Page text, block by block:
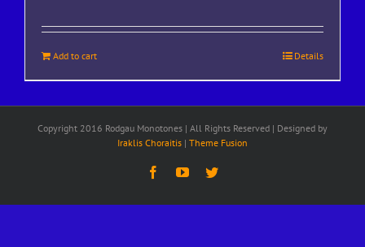
Add to cart Details
Copyright 2016 Rodgau Monotones | All Rights Reserved | Designed by
Iraklis Choraitis | Theme Fusion
FacebookYouTubeTwitter